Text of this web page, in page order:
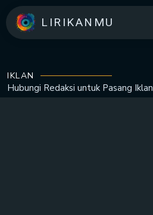
LIRIKANMU
IKLAN
Hubungi Redaksi untuk Pasang Iklan